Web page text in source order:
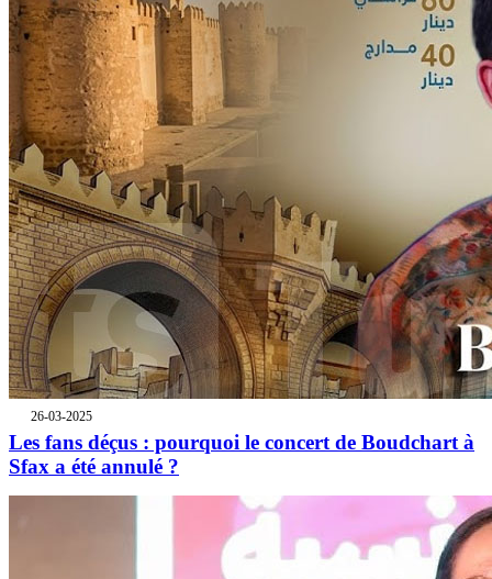
26-03-2025
Les fans déçus : pourquoi le concert de Boudchart à
Sfax a été annulé ?